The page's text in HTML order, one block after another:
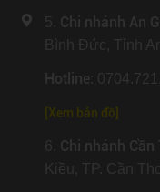
5. Chi nhánh An
Bình Đức, Tỉnh
Hotline:
Xem bản đồ
6. Chi nhánh Cần
Kiều, TP. Cần